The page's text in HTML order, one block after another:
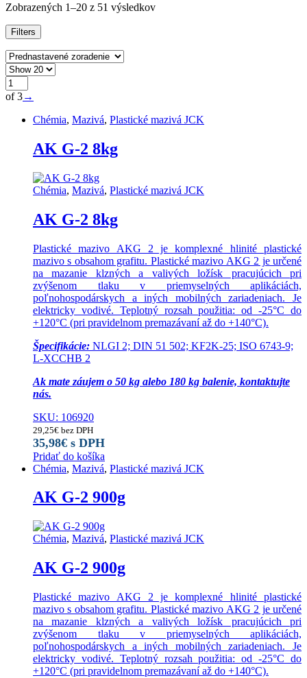
Zobrazených 1–20 z 51 výsledkov
Filters
of 3→
Chémia, Mazivá, Plastické mazivá JCK
AK G-2 8kg
Chémia, Mazivá, Plastické mazivá JCK
AK G-2 8kg
Plastické mazivo AKG 2 je komplexné hlinité plastické
mazivo s obsahom grafitu. Plastické mazivo AKG 2 je určené
na mazanie klzných a valivých ložísk pracujúcich pri
zvýšenom tlaku v priemyselných aplikáciách,
poľnohospodárskych a iných mobilných zariadeniach. Je
elektricky vodivé. Teplotný rozsah použitia: od -25°C do
+120°C (pri pravidelnom premazávaní až do +140°C).
Špecifikácie: NLGI 2; DIN 51 502; KF2K-25; ISO 6743-9;
L-XCCHB 2
Ak mate záujem o 50 kg alebo 180 kg balenie, kontaktujte
nás.
SKU: 106920
29,25€ bez DPH
35,98€ s DPH
Pridať do košíka
Chémia, Mazivá, Plastické mazivá JCK
AK G-2 900g
Chémia, Mazivá, Plastické mazivá JCK
AK G-2 900g
Plastické mazivo AKG 2 je komplexné hlinité plastické
mazivo s obsahom grafitu. Plastické mazivo AKG 2 je určené
na mazanie klzných a valivých ložísk pracujúcich pri
zvýšenom tlaku v priemyselných aplikáciách,
poľnohospodárskych a iných mobilných zariadeniach. Je
elektricky vodivé. Teplotný rozsah použitia: od -25°C do
+120°C (pri pravidelnom premazávaní až do +140°C).